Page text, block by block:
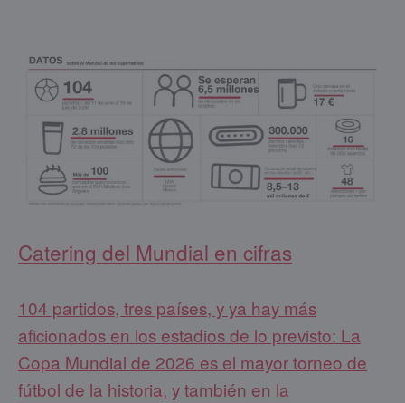
Catering del Mundial en cifras
104 partidos, tres países, y ya hay más
aficionados en los estadios de lo previsto: La
Copa Mundial de 2026 es el mayor torneo de
fútbol de la historia, y también en la